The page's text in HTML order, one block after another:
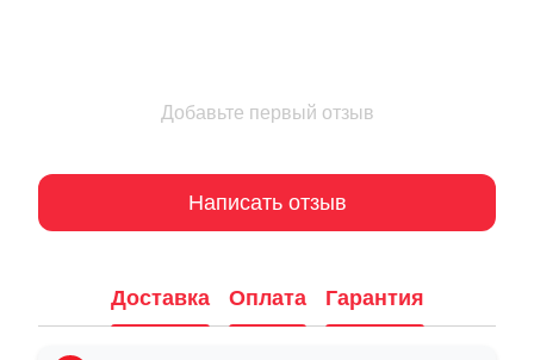
Добавьте первый отзыв
Написать отзыв
Доставка Оплата Гарантия